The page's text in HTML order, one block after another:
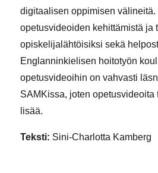
digitaalisen oppimisen välineitä.
opetusvideoiden kehittämistä ja
opiskelijalähtöisiksi sekä
Englanninkielisen hoitotyön
opetusvideoihin on vahvasti
SAMKissa, joten opetusvideoita
lisää.
Teksti: Sini-Charlotta Kamberg